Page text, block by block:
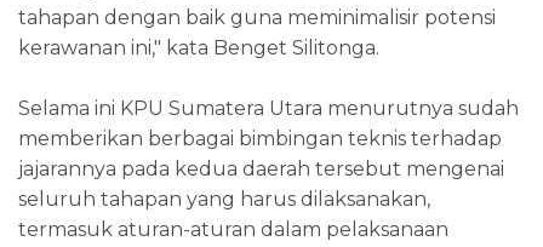
tahapan dengan baik guna meminimalisir potensi
kerawanan ini," kata Benget Silitonga.
Selama ini KPU Sumatera Utara menurutnya sudah
memberikan berbagai bimbingan teknis terhadap
jajarannya pada kedua daerah tersebut mengenai
seluruh tahapan yang harus dilaksanakan,
termasuk aturan-aturan dalam pelaksanaan